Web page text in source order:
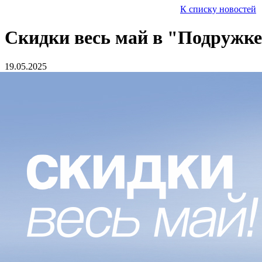
К списку новостей
Скидки весь май в
19.05.2025